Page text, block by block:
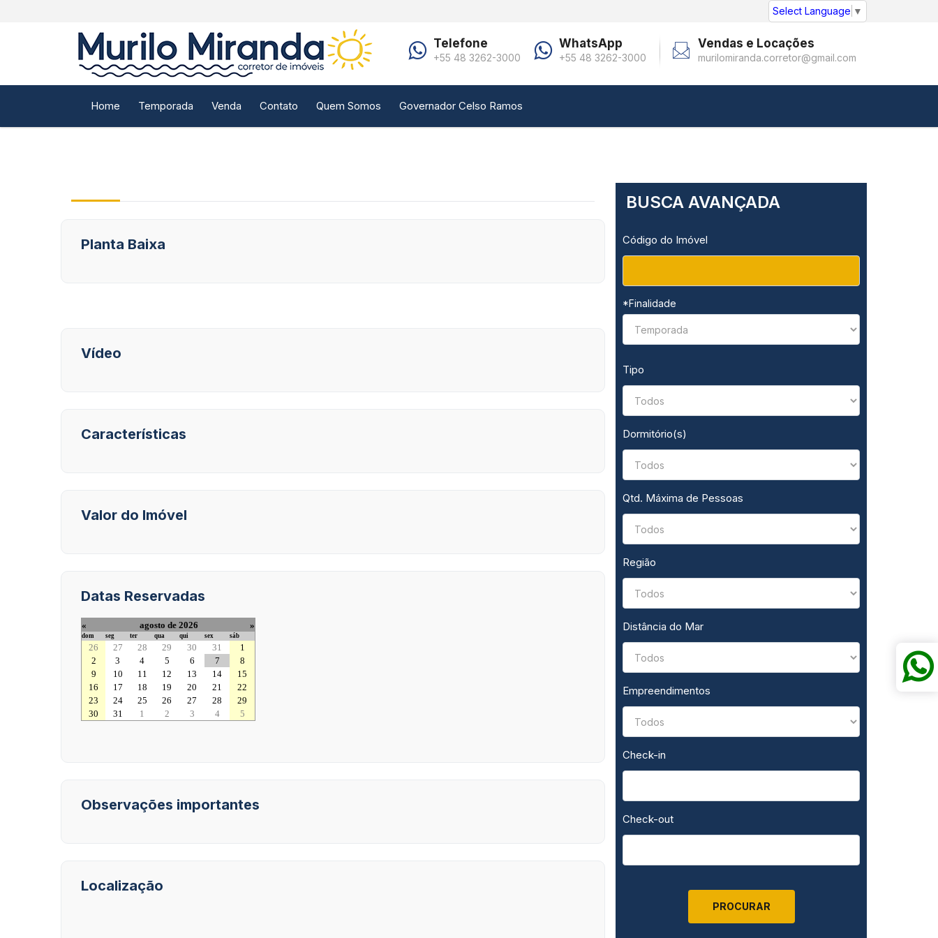
Select Language ▼
Telefone
+55 48 3262-3000
WhatsApp
+55 48 3262-3000
Vendas e Locações
murilomiranda.corretor@gmail.com
Home Temporada Venda Contato Quem Somos Governador Celso Ramos
Planta Baixa
Vídeo
Características
Valor do Imóvel
Datas Reservadas
« agosto de 2026 »
dom seg ter qua qui sex sáb
26 27 28 29 30 31
1
2
3 4 5 6 7
8
9
10 11 12 13 14
15
16
17 18 19 20 21
22
23
24 25 26 27 28
29
30
31 1 2 3 4 5
Observações importantes
Localização
BUSCA AVANÇADA
Código do Imóvel
*Finalidade
Tipo
Dormitório(s)
Qtd. Máxima de Pessoas
Região
Distância do Mar
Empreendimentos
Check-in
Check-out